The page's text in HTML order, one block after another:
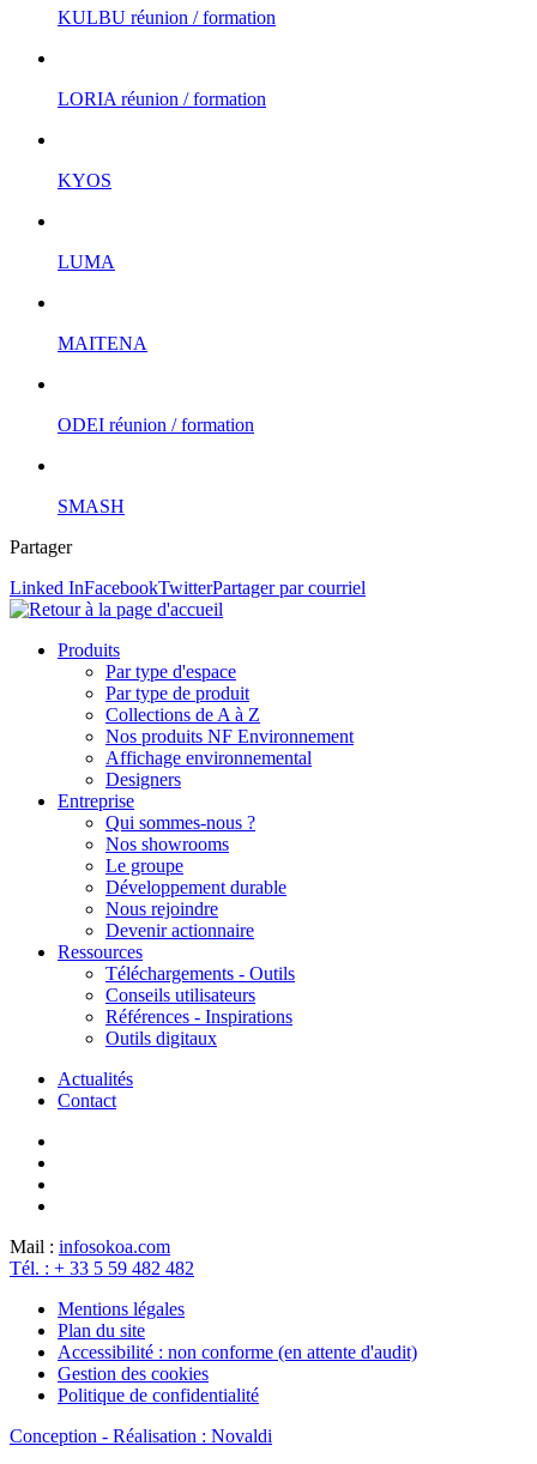
KULBU réunion / formation
LORIA réunion / formation
KYOS
LUMA
MAITENA
ODEI réunion / formation
SMASH
Partager
Linked InFacebookTwitterPartager par courriel
Produits
Par type d'espace
Par type de produit
Collections de A à Z
Nos produits NF Environnement
Affichage environnemental
Designers
Entreprise
Qui sommes-nous ?
Nos showrooms
Le groupe
Développement durable
Nous rejoindre
Devenir actionnaire
Ressources
Téléchargements - Outils
Conseils utilisateurs
Références - Inspirations
Outils digitaux
Actualités
Contact
Mail : infosokoa.com
Tél. : + 33 5 59 482 482
Mentions légales
Plan du site
Accessibilité : non conforme (en attente d'audit)
Gestion des cookies
Politique de confidentialité
Conception - Réalisation : Novaldi